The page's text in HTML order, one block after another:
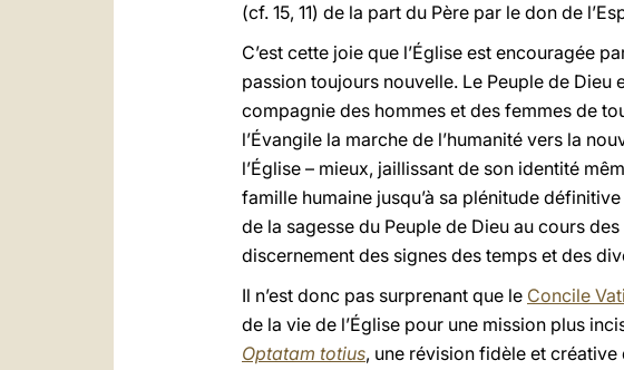
(cf. 15, 11) de la part du Père par le don de
C’est cette joie que l’Église est encouragée
passion toujours nouvelle. Le Peuple de Dieu
compagnie des hommes et des femmes de
l’Évangile la marche de l’humanité vers la
l’Église – mieux, jaillissant de son identité
famille humaine jusqu’à sa plénitude
de la sagesse du Peuple de Dieu au cours
discernement des signes des temps et des
Il n’est donc pas surprenant que le Concile
de la vie de l’Église pour une mission plus
Optatam totius, une révision fidèle et